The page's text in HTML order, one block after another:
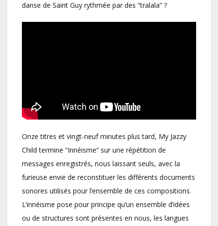
danse de Saint Guy rythmée par des “tralala” ?
Onze titres et vingt-neuf minutes plus tard, My Jazzy
Child termine “Innéisme” sur une répétition de
messages enregistrés, nous laissant seuls, avec la
furieuse envie de reconstituer les différents documents
sonores utilisés pour l’ensemble de ces compositions.
L’innéisme pose pour principe qu’un ensemble d’idées
ou de structures sont présentes en nous, les langues